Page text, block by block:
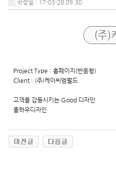
작성일 : 17-03-28 09:30
(주)
Project Type : 홈페이지(반응형)
Client : (주)케이씨엠월드
고객을 감동시키는 Good 디자인
올하우디자인